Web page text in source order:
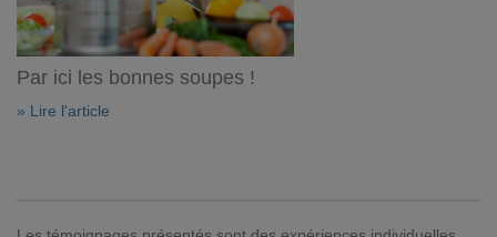
Par ici les bonnes soupes !
» Lire l'article